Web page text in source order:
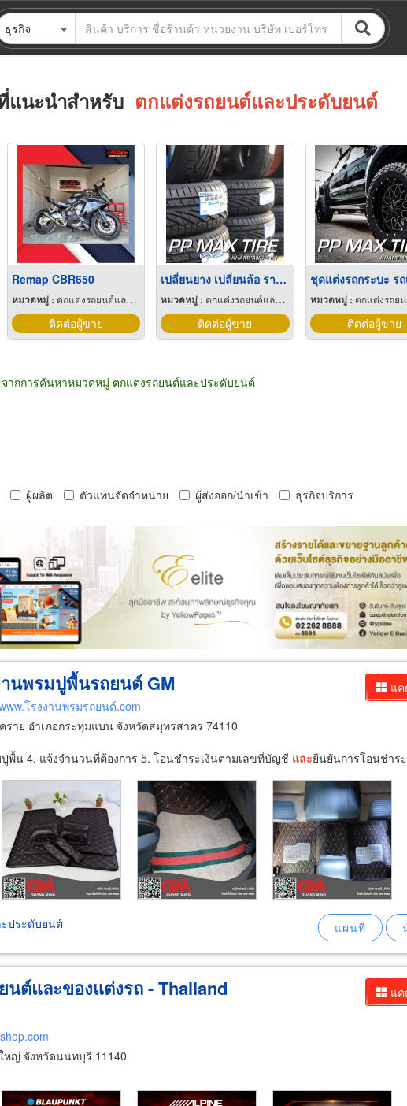
ธุรกิจ
แนะนำสำหรับ ตกแต่งรถยนต์และประดับยนต์
Remap CBR650
หมวดหมู่ : ตกแต่งรถยนต์และประดับยนต์
ติดต่อผู้ขาย
เปลี่ยนยาง เปลี่ยนล้อ ราคาถูก กำแพงเพชร
หมวดหมู่ : ตกแต่งรถยนต์และประดับยนต์
ติดต่อผู้ขาย
หมวดหมู่ : ตกแต่งรถยนต์และปร
ติดต่อผู้ขาย
ากการค้นหาหมวดหมู่ ตกแต่งรถยนต์และประดับยนต์
ผู้ผลิต ตัวแทนจัดจำหน่าย ผู้ส่งออก/นำเข้า ธุรกิจบริการ
แ
านพรมปูพื้นรถยนต์ GM
โรงงานพรมรถยนต์.com
ราย อำเภอกระทุ่มแบน จังหวัดสมุทรสาคร 74110
ปูพื้น 4. แจ้งจำนวนที่ต้องการ 5. โอนชำระเงินตามเลขที่บัญชี และยืนยันการโอนชำร
ประดับยนต์
แ
นต์และของแต่งรถ - Thailand
หญ่ จังหวัดนนทบุรี 11140